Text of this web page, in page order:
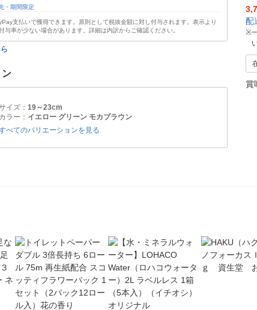
・期間限定
支払いで獲得できます。原則として税抜金額に対し付与されます。表示より
与率が少ない場合があります。詳細は内訳からご確認ください。
ン
イズ： 19～23cm
カラー： イエロー グリーン モカブラウン
べてのバリエーションを見る
配
※
賞